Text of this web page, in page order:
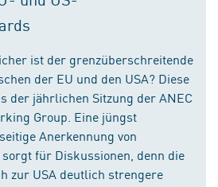
ist der grenzüberschreitende
der EU und den USA? Diese
der jährlichen Sitzung der ANEC
Group. Eine jüngst
Anerkennung von
für Diskussionen, denn die
zur USA deutlich strengere